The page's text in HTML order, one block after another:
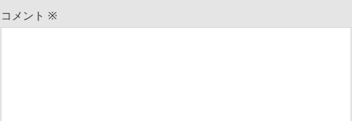
コメント ※